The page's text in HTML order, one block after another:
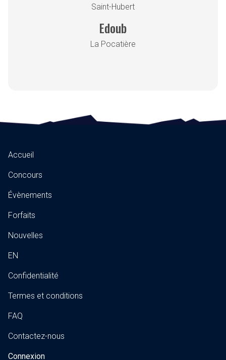
Saint-Hubert
Edoub
La Pocatière
Accueil
Concours
Évènements
Forfaits
Nouvelles
EN
Confidentialité
Termes et conditions
FAQ
Contactez-nous
Connexion